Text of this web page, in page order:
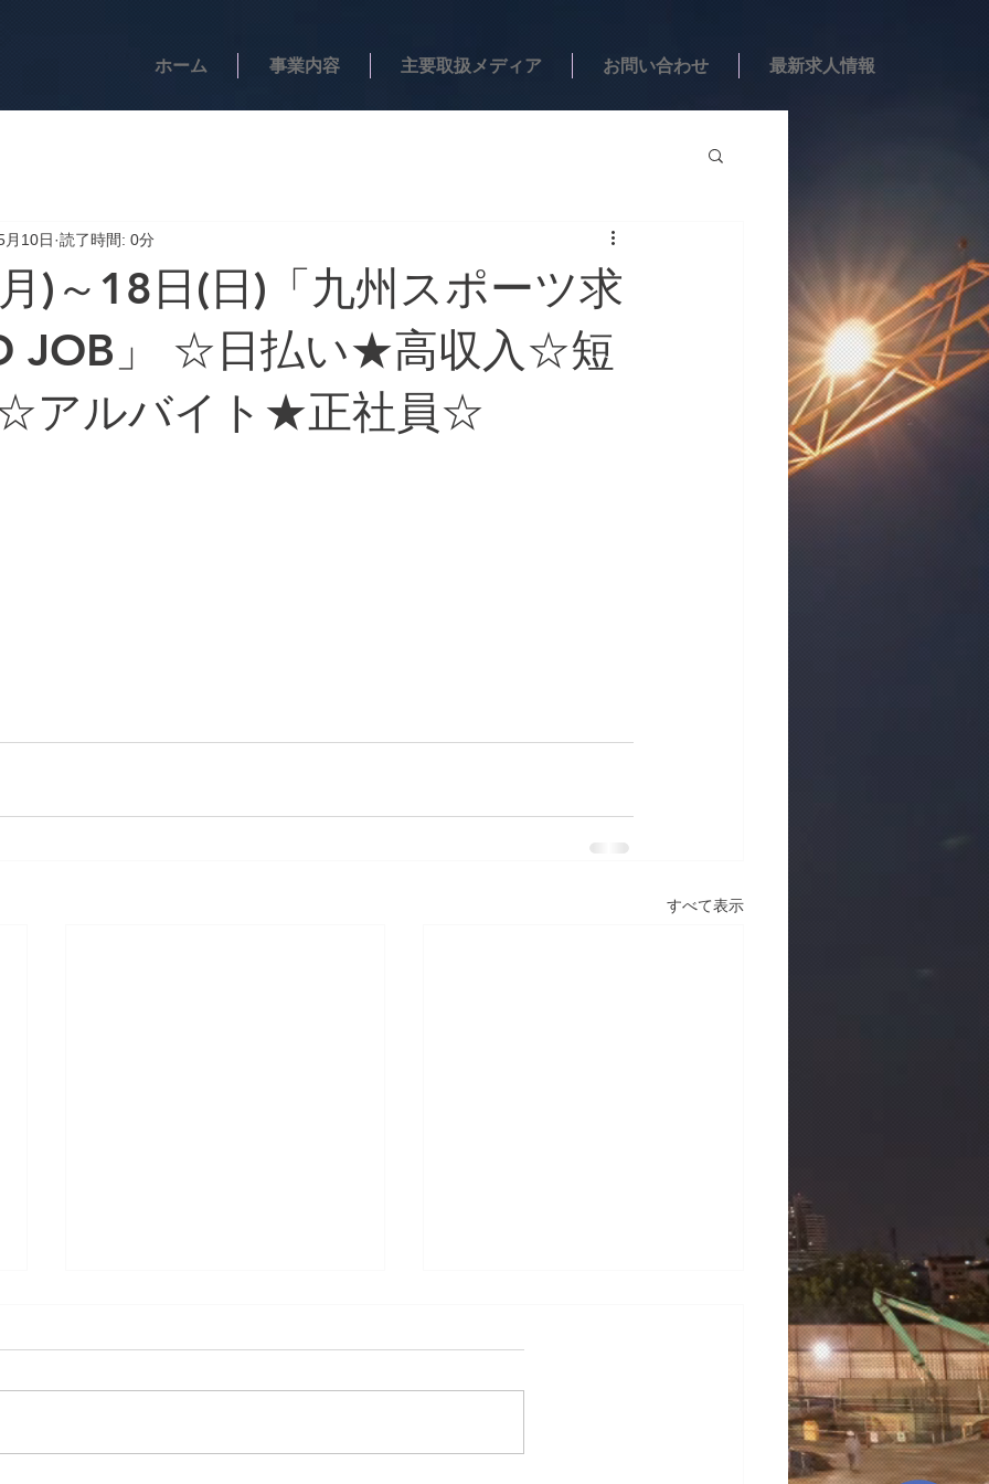
ホーム 事業内容 主要取扱メディア お問い合わせ 最新求人情報
)～18日(日)「九州スポーツ求
JOB」 ☆日払い★高収入☆短
アルバイト★正社員☆
月10日 読了時間: 0分
すべて表示